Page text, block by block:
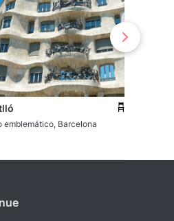
emblemático, Barcelona